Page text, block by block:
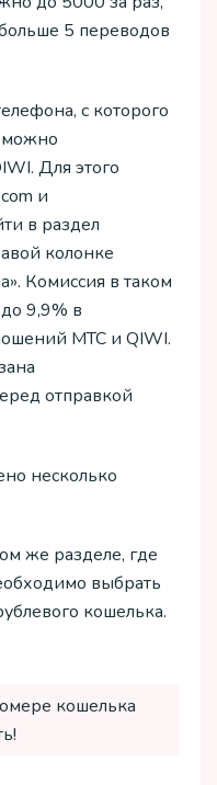
5 переводов
с которого
можно
Для этого
и
в раздел
колонке
Комиссия в таком
9,9% в
МТС и QIWI.
отправкой
несколько
же разделе, где
выбрать
кошелька.
кошелька